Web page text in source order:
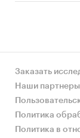
Заказать
Наши партнеры
Политика
Политика в